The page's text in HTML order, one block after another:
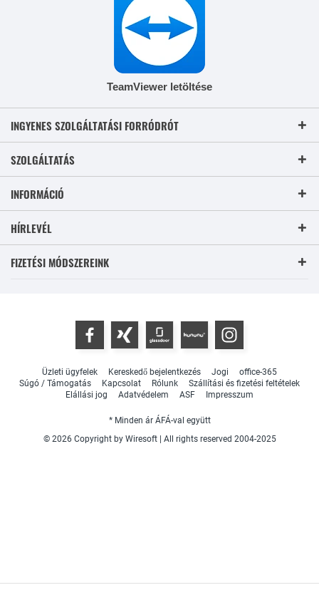
TeamViewer letöltése
INGYENES SZOLGÁLTATÁSI FORRÓDRÓT
SZOLGÁLTATÁS
INFORMÁCIÓ
HÍRLEVÉL
FIZETÉSI MÓDSZEREINK
Üzleti ügyfelek Kereskedő bejelentkezés Jogi
office-365
Súgó / Támogatás
Kapcsolat Rólunk
Szállítási és fizetési feltételek
Elállási jog
Adatvédelem ASF Impresszum
* Minden ár ÁFÁ-val együtt
© 2026 Copyright by Wiresoft | All rights reserved 2004-2025